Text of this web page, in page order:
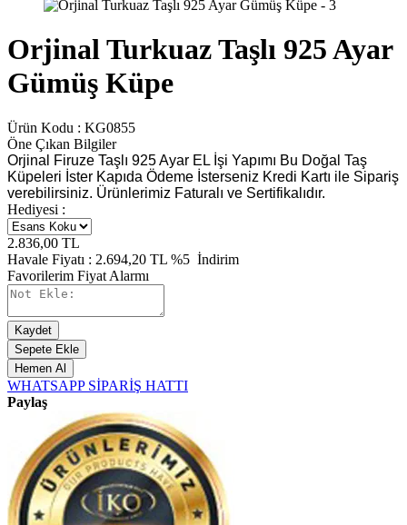
Orjinal Turkuaz Taşlı 925 Ayar
Gümüş Küpe
Ürün Kodu : KG0855
Öne Çıkan Bilgiler
Orjinal Firuze Taşlı 925 Ayar EL İşi Yapımı Bu Doğal Taş
Küpeleri İster Kapıda Ödeme İsterseniz Kredi Kartı ile Sipariş
verebilirsiniz. Ürünlerimiz Faturalı ve Sertifikalıdır.
Hediyesi :
2.836,00 TL
Havale Fiyatı : 2.694,20 TL %5 İndirim
Favorilerim Fiyat Alarmı
Kaydet
Sepete Ekle
Hemen Al
WHATSAPP SİPARİŞ HATTI
Paylaş